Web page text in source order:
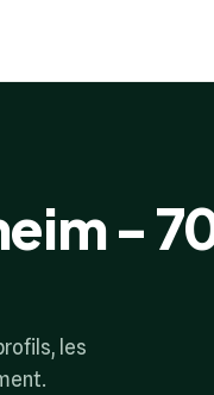
-
les